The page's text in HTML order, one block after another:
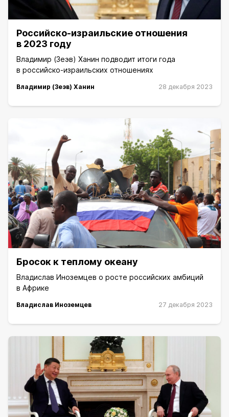
Российско-израильские отношения
в 2023 году
Владимир (Зеэв) Ханин подводит итоги года
в российско-израильских отношениях
Владимир (Зеэв) Ханин 28 декабря 2023
Бросок к теплому океану
Владислав Иноземцев о росте российских амбиций
в Африке
Владислав Иноземцев 27 декабря 2023